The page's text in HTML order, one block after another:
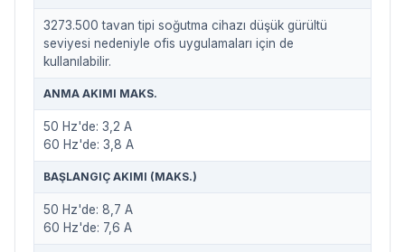
3273.500 tavan tipi soğutma cihazı düşük gürültü
seviyesi nedeniyle ofis uygulamaları için de
kullanılabilir.
ANMA AKIMI MAKS.
50 Hz'de: 3,2 A
60 Hz'de: 3,8 A
BAŞLANGIÇ AKIMI (MAKS.)
50 Hz'de: 8,7 A
60 Hz'de: 7,6 A